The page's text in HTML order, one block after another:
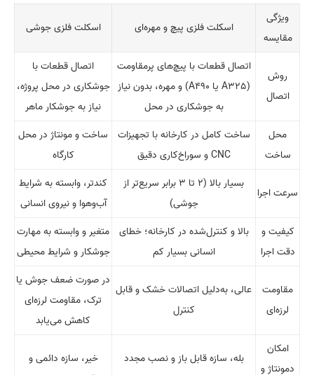
ویژگی
مقایسه
اسکلت فلزی پیچ و مهره‌ای اسکلت فلزی جوشی
روش
اتصال
اتصال قطعات با پیچ‌های پرمقاومت
(A325 یا A490) و مهره، بدون نیاز
به جوشکاری در محل
اتصال قطعات با
جوشکاری در محل پروژه،
نیاز به جوشکار ماهر
محل
ساخت
ساخت کامل در کارخانه با تجهیزات
CNC و سوراخ‌کاری دقیق
ساخت و مونتاژ در محل
کارگاه
سرعت اجرا
بسیار بالا (۲ تا ۳ برابر سریع‌تر از
جوشی)
کندتر، وابسته به شرایط
آب‌وهوا و نیروی انسانی
کیفیت و
دقت اجرا
بالا و کنترل‌شده در کارخانه؛ خطای
انسانی بسیار کم
متغیر و وابسته به مهارت
جوشکار و شرایط محیطی
مقاومت
لرزه‌ای
عالی، به‌دلیل اتصالات خشک و قابل
کنترل
در صورت ضعف جوش یا
ترک، مقاومت لرزه‌ای
کاهش می‌یابد
امکان
دمونتاژ و
بله، سازه قابل باز و نصب مجدد
خیر، سازه دائمی و